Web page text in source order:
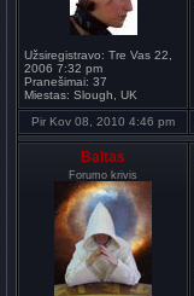
Užsiregistravo: Tre Vas 22,
2006 7:32 pm
Pranešimai: 37
Miestas: Slough, UK
Pir Kov 08, 2010 4:46 pm
Baltas
Forumo krivis